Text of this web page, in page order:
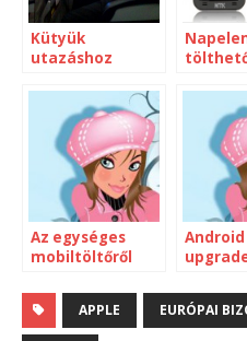
Kütyük
utazáshoz
Az egységes
mobiltöltőről
Android
X10-nél
APPLE EURÓPAI